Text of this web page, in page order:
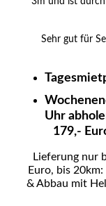
Sehr gut für
Uhr
179,-
Lieferung nur
Euro, bis
& Abbau mit